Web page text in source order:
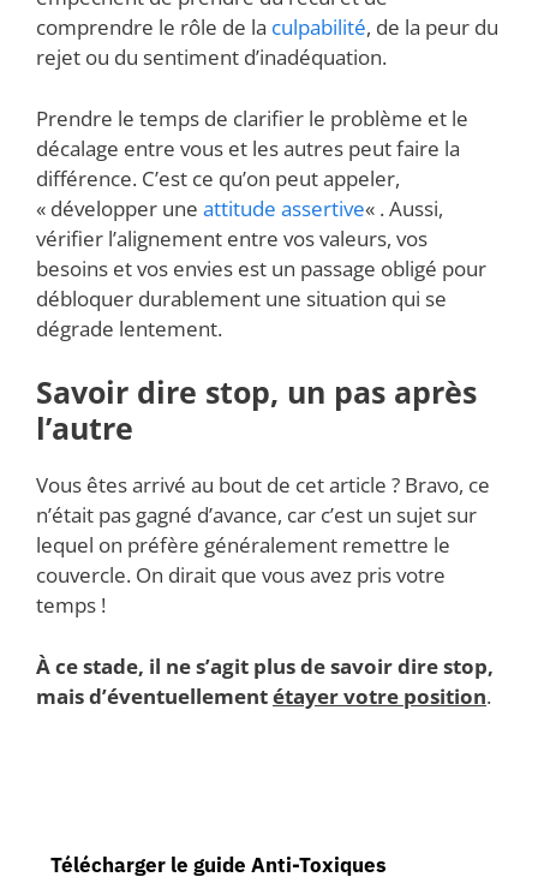
comprendre le rôle de la culpabilité, de la peur du
rejet ou du sentiment d’inadéquation.
Prendre le temps de clarifier le problème et le
décalage entre vous et les autres peut faire la
différence. C’est ce qu’on peut appeler,
« développer une attitude assertive« . Aussi,
vérifier l’alignement entre vos valeurs, vos
besoins et vos envies est un passage obligé pour
débloquer durablement une situation qui se
dégrade lentement.
Savoir dire stop, un pas après
l’autre
Vous êtes arrivé au bout de cet article ? Bravo, ce
n’était pas gagné d’avance, car c’est un sujet sur
lequel on préfère généralement remettre le
couvercle. On dirait que vous avez pris votre
temps !
À ce stade, il ne s’agit plus de savoir dire stop,
mais d’éventuellementétayer votre position.
Télécharger le guide Anti-Toxiques